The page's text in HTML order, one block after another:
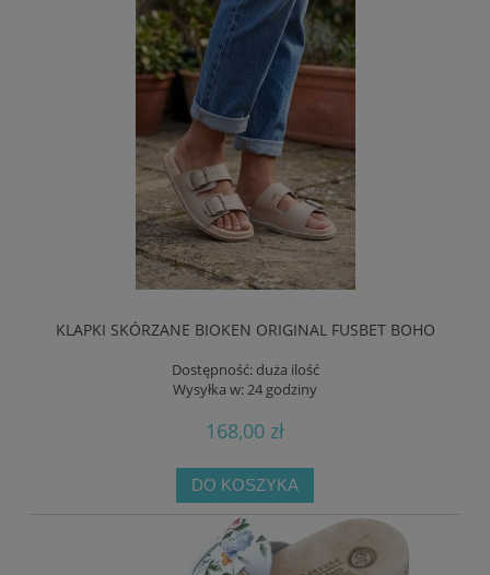
KLAPKI SKÓRZANE BIOKEN ORIGINAL FUSBET BOHO
Dostępność: duża ilość
Wysyłka w:24 godziny
168,00 zł
DO KOSZYKA